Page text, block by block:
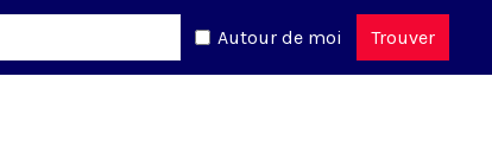
Autour de moi Trouver